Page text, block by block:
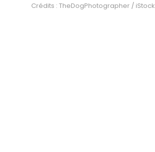
Crédits : TheDogPhotographer / iStock